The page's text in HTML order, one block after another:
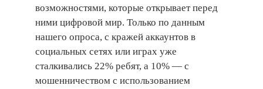
возможностями, которые открывает перед
ними цифровой мир. Только по данным
нашего опроса, с кражей аккаунтов в
социальных сетях или играх уже
сталкивались 22% ребят, а 10% — с
мошенничеством с использованием